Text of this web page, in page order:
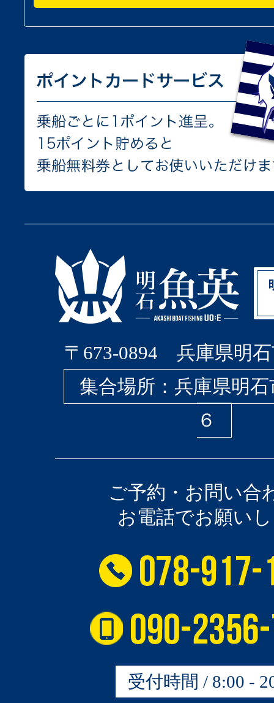
〒673-0894 兵庫県明石
集合場所：兵庫県明
６
ご予約・お問い合
お電話でお願い
受付時間 / 8:00 -